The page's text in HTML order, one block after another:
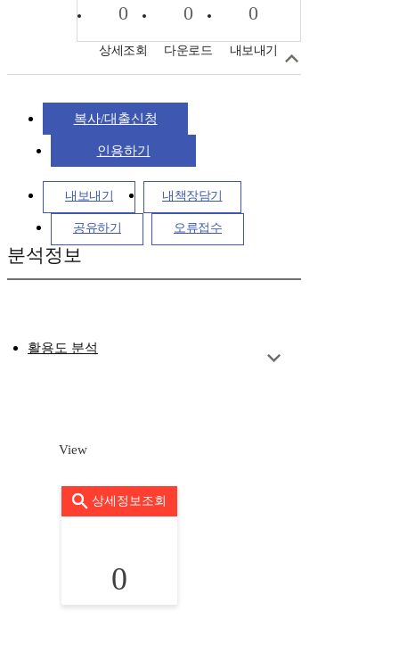
0
상세조회
0
다운로드
0
내보내기
복사/대출신청
인용하기
내보내기 내책장담기
공유하기 오류접수
분석정보
활용도 분석
View
상세정보조회
0